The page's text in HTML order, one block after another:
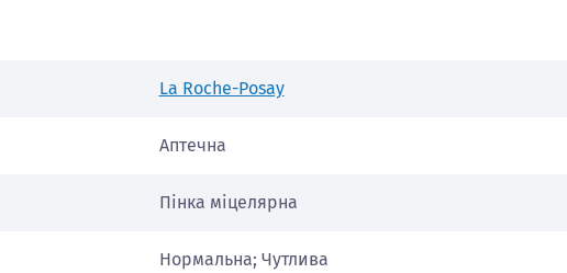
La Roche-Posay
Аптечна
Пінка міцелярна
Нормальна; Чутлива